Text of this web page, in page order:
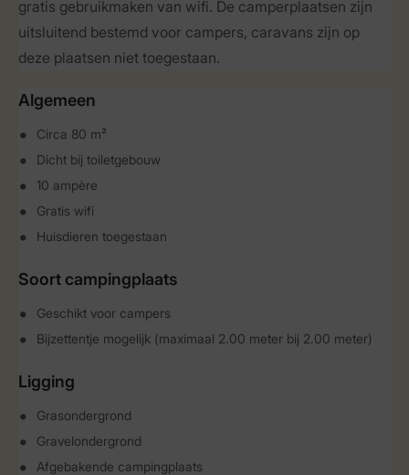
gratis gebruikmaken van wifi. De camperplaatsen zijn
uitsluitend bestemd voor campers, caravans zijn op
deze plaatsen niet toegestaan.
Algemeen
Circa 80 m²
Dicht bij toiletgebouw
10 ampère
Gratis wifi
Huisdieren toegestaan
Soort campingplaats
Geschikt voor campers
Bijzettentje mogelijk (maximaal 2.00 meter bij 2.00 meter)
Ligging
Grasondergrond
Gravelondergrond
Afgebakende campingplaats